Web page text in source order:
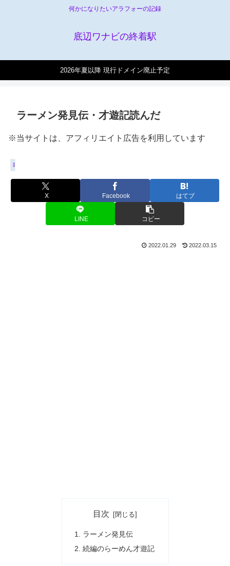
何かになりたいアラフォーの記録
底辺ワナビの終着駅
2026年夏以降 現行ドメイン廃止予定
ラーメン発見伝・才遊記読んだ
※当サイトは、アフィリエイト広告を利用しています
雑記
X Facebook はてブ
LINE コピー
2022.01.29 2022.03.15
目次
ラーメン発見伝
続編のらーめん才遊記